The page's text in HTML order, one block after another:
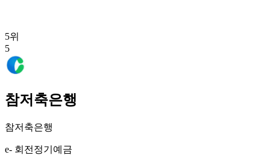
5위
5
참저축은행
참저축은행
e- 회전정기예금